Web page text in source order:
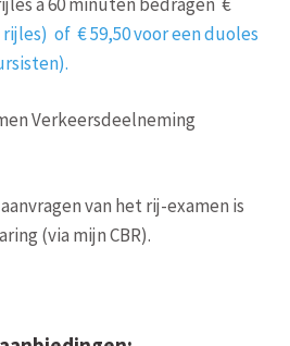
of € 59,50 voor een duoles
Verkeersdeelneming
van het rij-examen is
(via mijn CBR).